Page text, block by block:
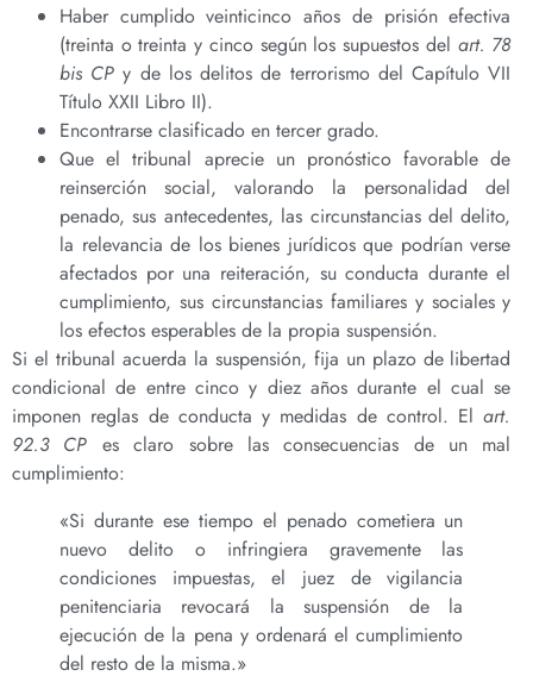
Haber cumplido veinticinco años de prisión efectiva
(treinta o treinta y cinco según los supuestos del art. 78
bis CP y de los delitos de terrorismo del Capítulo VII
Título XXII Libro II).
Encontrarse clasificado en tercer grado.
Que el tribunal aprecie un pronóstico favorable de
reinserción social, valorando la personalidad del
penado, sus antecedentes, las circunstancias del delito,
la relevancia de los bienes jurídicos que podrían verse
afectados por una reiteración, su conducta durante el
cumplimiento, sus circunstancias familiares y sociales y
los efectos esperables de la propia suspensión.
Si el tribunal acuerda la suspensión, fija un plazo de libertad
condicional de entre cinco y diez años durante el cual se
imponen reglas de conducta y medidas de control. Elart.
92.3 CP es claro sobre las consecuencias de un mal
cumplimiento:
«Si durante ese tiempo el penado cometiera un
nuevo delito o infringiera gravemente las
condiciones impuestas, el juez de vigilancia
penitenciaria revocará la suspensión de la
ejecución de la pena y ordenará el cumplimiento
del resto de la misma.»